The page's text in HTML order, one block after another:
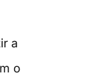
a
o